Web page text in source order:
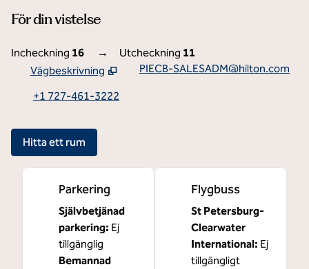
För din vistelse
Incheckning 16 → Utcheckning 11
Vägbeskrivning
Öppnar ny flik
PIECB-SALESADM@hilton.com
+1 727-461-3222
Hitta ett rum
Parkering
Självbetjänad
parkering: Ej
tillgänglig
Bemannad
Flygbuss
St Petersburg-
Clearwater
International: Ej
tillgängligt